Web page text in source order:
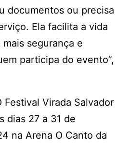
documentos ou precisa
Ela facilita a vida
segurança e
participa do evento”,
Festival Virada Salvador
dias 27 a 31 de
na Arena O Canto da